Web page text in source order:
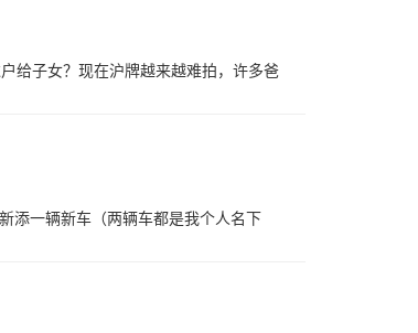
给子女？现在沪牌越来越难拍，许多爸
添一辆新车（两辆车都是我个人名下